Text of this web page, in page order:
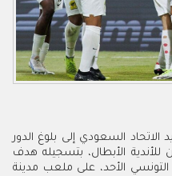
الاتحاد السعودي إلى بلوغ الدور
الأبطال، بتسجيله هدف
الأحد، على ملعب مدينة